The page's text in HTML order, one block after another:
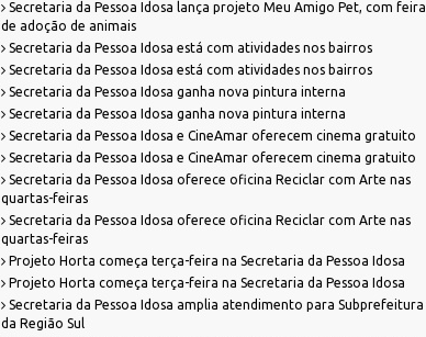
Secretaria da Pessoa Idosa lança projeto Meu Amigo Pet, com feira
de adoção de animais
Secretaria da Pessoa Idosa está com atividades nos bairros
Secretaria da Pessoa Idosa está com atividades nos bairros
Secretaria da Pessoa Idosa ganha nova pintura interna
Secretaria da Pessoa Idosa ganha nova pintura interna
Secretaria da Pessoa Idosa e CineAmar oferecem cinema gratuito
Secretaria da Pessoa Idosa e CineAmar oferecem cinema gratuito
Secretaria da Pessoa Idosa oferece oficina Reciclar com Arte nas
quartas-feiras
Secretaria da Pessoa Idosa oferece oficina Reciclar com Arte nas
quartas-feiras
Projeto Horta começa terça-feira na Secretaria da Pessoa Idosa
Projeto Horta começa terça-feira na Secretaria da Pessoa Idosa
Secretaria da Pessoa Idosa amplia atendimento para Subprefeitura
da Região Sul